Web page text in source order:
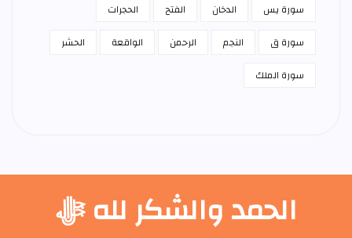
سورة يس
الدخان الفتح
الحجرات
سورة ق
النجم الرحمن الواقعة
الحشر
سورة الملك
الحمد والشكر لله ﷻ